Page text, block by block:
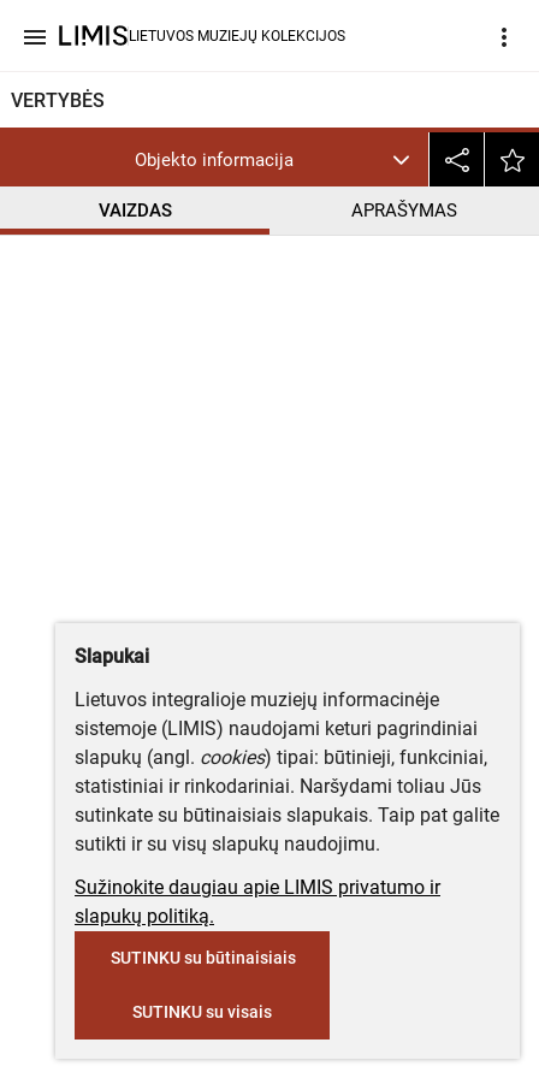
menu LIETUVOS MUZIEJŲ KOLEKCIJOS more_vert
VERTYBĖS
Objekto informacija
VAIZDAS APRAŠYMAS
help_outline
Slapukai
Lietuvos integralioje muziejų informacinėje
sistemoje (LIMIS) naudojami keturi pagrindiniai
slapukų (angl. cookies) tipai: būtinieji, funkciniai,
statistiniai ir rinkodariniai. Naršydami toliau Jūs
sutinkate su būtinaisiais slapukais. Taip pat galite
sutikti ir su visų slapukų naudojimu.
Sužinokite daugiau apie LIMIS privatumo ir
slapukų politiką.
SUTINKU su būtinaisiais
SUTINKU su visais